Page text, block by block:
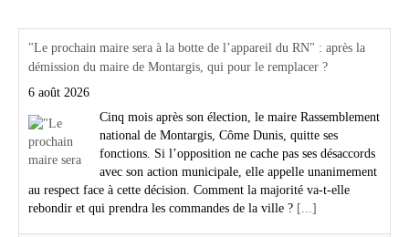
"Le prochain maire sera à la botte de l’appareil du RN" : après la
démission du maire de Montargis, qui pour le remplacer ?
6 août 2026
Cinq mois après son élection, le maire Rassemblement
national de Montargis, Côme Dunis, quitte ses
fonctions. Si l’opposition ne cache pas ses désaccords
avec son action municipale, elle appelle unanimement
au respect face à cette décision. Comment la majorité va-t-elle
rebondir et qui prendra les commandes de la ville ? [...]